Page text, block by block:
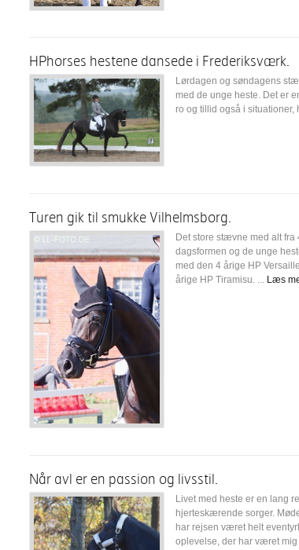
HPhorses hestene dansede i Frederiksværk.
Lørdagen og søndagens
med de unge heste. Det er
ro og tillid også i situationer,
Turen gik til smukke Vilhelmsborg.
Det store stævne med alt fra
dagsformen og de unge
med den 4 årige HP
årige HP Tiramisu. ... Læs
Når avl er en passion og livsstil.
Livet med heste er en lang
hjerteskærende sorger.
har rejsen været helt
oplevelse, der har været mig